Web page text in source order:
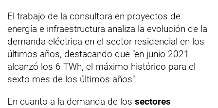
El trabajo de la consultora en proyectos de
energía e infraestructura analiza la evolución de la
demanda eléctrica en el sector residencial en los
últimos años, destacando que "en junio 2021
alcanzó los 6 TWh, el máximo histórico para el
sexto mes de los últimos años".
En cuanto a la demanda de los sectores